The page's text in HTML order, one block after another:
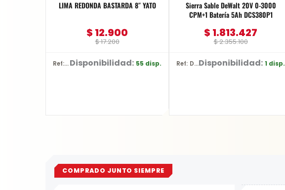
LIMA REDONDA BASTARDA 8″ YATO
$17.200
$ 12.900
Ref: YT-62269Disponibilidad: 55 disp.
Sierra Sable DeWalt 20V 0-3000
CPM+1 Batería 5Ah DCS380P1
$2.355.100
$ 1.813.427
Ref: DCS380P1Disponibilidad: 1 disp.
COMPRADO JUNTO SIEMPRE